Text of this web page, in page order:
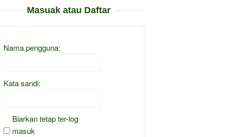
Masuak atau Daftar
Nama pengguna:
Kata sandi:
Biarkan tetap ter-log
masuk